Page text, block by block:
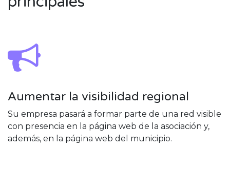
Aumentar la visibilidad regional
Su empresa pasará a formar parte de una red visible
con presencia en la página web de la asociación y,
además, en la página web del municipio.